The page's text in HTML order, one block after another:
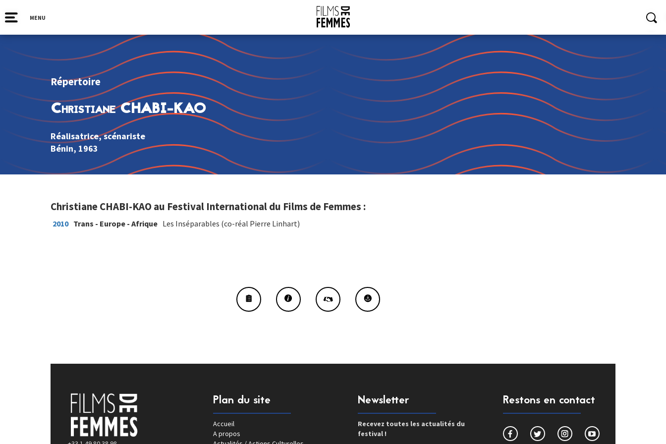
MENU
Répertoire
Christiane CHABI-KAO
Réalisatrice, scénariste
Bénin, 1963
Christiane CHABI-KAO au Festival International du Films de Femmes :
2010 Trans - Europe - Afrique Les Inséparables (co-réal Pierre Linhart)
Plan du site
Accueil
A propos
Newsletter
Recevez toutes les actualités du
festival !
Restons en contact